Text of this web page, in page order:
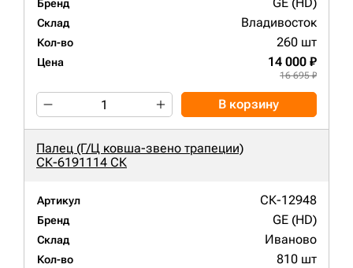
Бренд
Склад Владивосток
Кол-во 260 шт
Цена 14 000 ₽
16 695 ₽
В корзину
Палец (Г/Ц ковша-звено трапеции)
СК-6191114 СК
Артикул СК-12948
Бренд GE (HD)
Склад Иваново
Кол-во 810 шт